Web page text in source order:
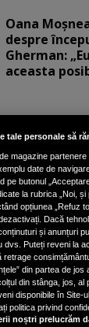
Oana
despre
Gherman:
aceasta
Unde
iubita lui,
casa
suntem într-
etaje”
Oana
achiziție.
care a scos-
pereche de
parfum
tale personale să
de magazine
date de
pe butonul
la rubrica „Noi,
opțiunea „Refuz
Dacă
și anunțuri
dvs. Puteți reveni la
retrage
din partea de
din stânga, jos, al
disponibile în Site-
politica privind
noștri prelucrăm